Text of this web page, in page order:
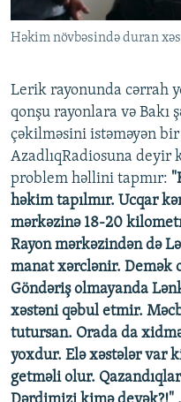
AZADLIQRADIOSU MOBIL
BIZIMLƏ ƏLAQƏ
RFE/RL-in bütün saytları
Həkim növbəsində duran
Lerik rayonunda cərrah
qonşu rayonlara və Bakı
çəkilməsini istəməyən
AzadlıqRadiosuna deyir
problem həllini tapmır:
həkim tapılmır. Ucqar
mərkəzinə 18-20
Rayon mərkəzindən də
manat xərclənir. Demək
Göndəriş olmayanda
xəstəni qəbul etmir.
tutursan. Orada da
yoxdur. Elə xəstələr var
getməli olur.